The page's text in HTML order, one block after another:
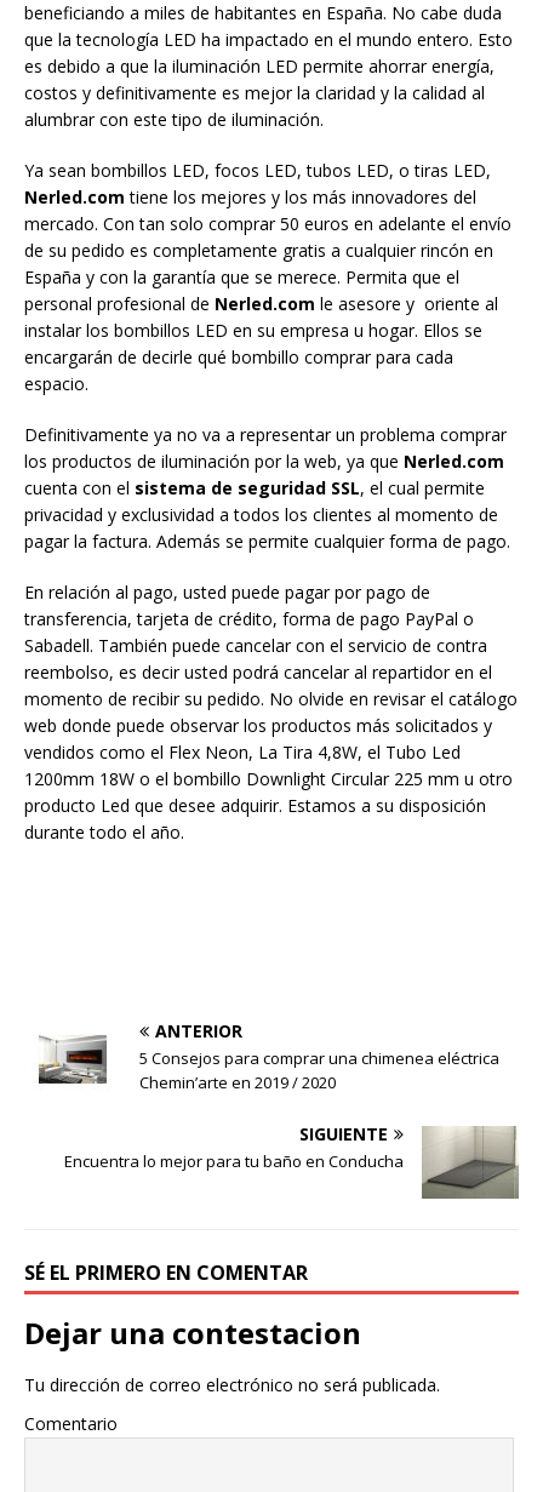
beneficiando a miles de habitantes en España. No cabe duda
que la tecnología LED ha impactado en el mundo entero. Esto
es debido a que la iluminación LED permite ahorrar energía,
costos y definitivamente es mejor la claridad y la calidad al
alumbrar con este tipo de iluminación.
Ya sean bombillos LED, focos LED, tubos LED, o tiras LED,
Nerled.com tiene los mejores y los más innovadores del
mercado. Con tan solo comprar 50 euros en adelante el envío
de su pedido es completamente gratis a cualquier rincón en
España y con la garantía que se merece. Permita que el
personal profesional de Nerled.com le asesore y oriente al
instalar los bombillos LED en su empresa u hogar. Ellos se
encargarán de decirle qué bombillo comprar para cada
espacio.
Definitivamente ya no va a representar un problema comprar
los productos de iluminación por la web, ya que Nerled.com
cuenta con el sistema de seguridad SSL, el cual permite
privacidad y exclusividad a todos los clientes al momento de
pagar la factura. Además se permite cualquier forma de pago.
En relación al pago, usted puede pagar por pago de
transferencia, tarjeta de crédito, forma de pago PayPal o
Sabadell. También puede cancelar con el servicio de contra
reembolso, es decir usted podrá cancelar al repartidor en el
momento de recibir su pedido. No olvide en revisar el catálogo
web donde puede observar los productos más solicitados y
vendidos como el Flex Neon, La Tira 4,8W, el Tubo Led
1200mm 18W o el bombillo Downlight Circular 225 mm u otro
producto Led que desee adquirir. Estamos a su disposición
durante todo el año.
ANTERIOR
5 Consejos para comprar una chimenea eléctrica
Chemin’arte en 2019 / 2020
SIGUIENTE
Encuentra lo mejor para tu baño en Conducha
SÉ EL PRIMERO EN COMENTAR
Dejar una contestacion
Tu dirección de correo electrónico no será publicada.
Comentario